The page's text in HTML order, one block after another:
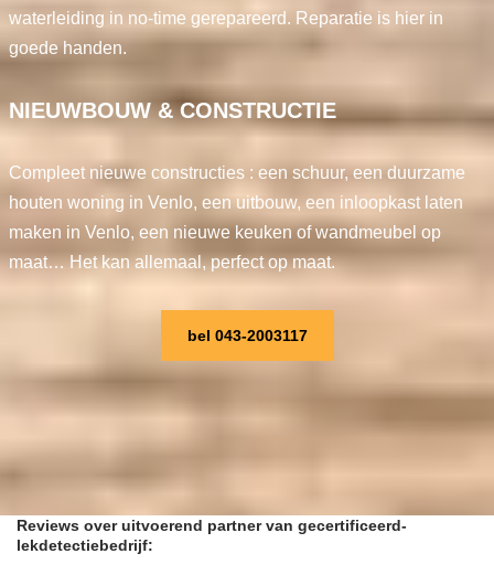
waterleiding in no-time gerepareerd. Reparatie is hier in
goede handen.
NIEUWBOUW & CONSTRUCTIE
Compleet nieuwe constructies : een schuur, een duurzame
houten woning in Venlo, een uitbouw, een inloopkast laten
maken in Venlo, een nieuwe keuken of wandmeubel op
maat… Het kan allemaal, perfect op maat.
bel 043-2003117
Reviews over uitvoerend partner van gecertificeerd-
lekdetectiebedrijf: